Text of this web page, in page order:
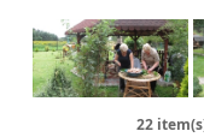
22